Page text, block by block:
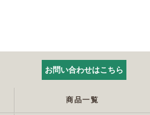
お問い合わせはこちら
商品一覧